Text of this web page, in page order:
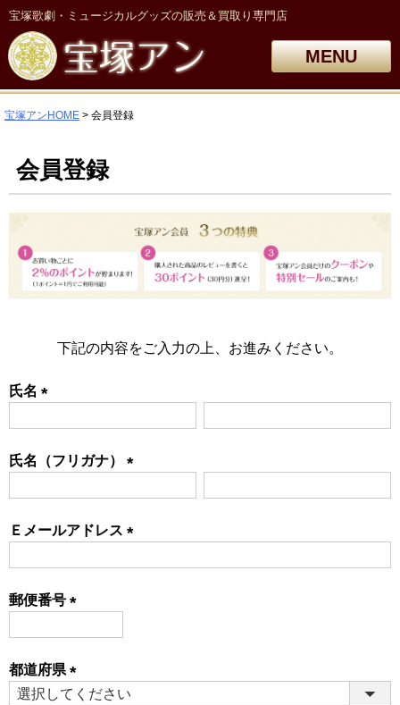
宝塚歌劇・ミュージカルグッズの販売＆買取り専門店
MENU
宝塚アンHOME 会員登録
会員登録
下記の内容をご入力の上、お進みください。
氏名
氏名（フリガナ）
Ｅメールアドレス
郵便番号
都道府県
(必